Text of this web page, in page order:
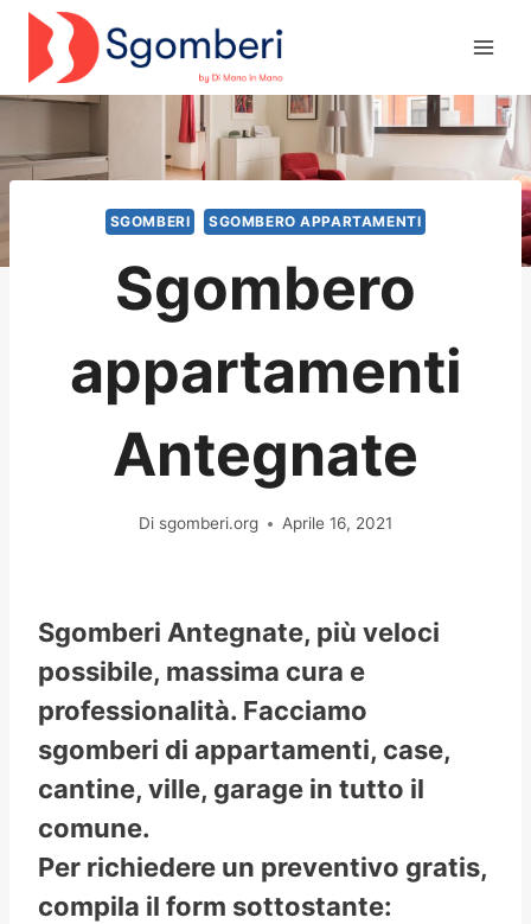
Salta
contenuto
SGOMBERI SGOMBERO APPARTAMENTI
Sgombero
appartamenti
Antegnate
Di sgomberi.org Aprile 16, 2021
Sgomberi Antegnate, più veloci
possibile, massima cura e
professionalità. Facciamo
sgomberi di appartamenti, case,
cantine, ville, garage in tutto il
comune.
Per richiedere un preventivo gratis,
compila il form sottostante: